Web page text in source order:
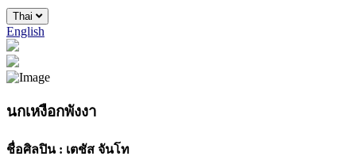
Thai
English
นกเหงือกพังงา
ชื่อศิลปิน : เตชัส จันโท